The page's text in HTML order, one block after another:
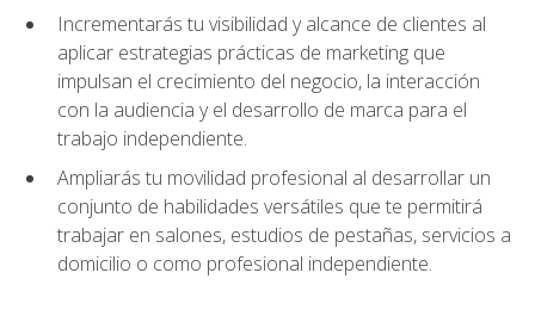
Incrementarás tu visibilidad y alcance de clientes al
aplicar estrategias prácticas de marketing que
impulsan el crecimiento del negocio, la interacción
con la audiencia y el desarrollo de marca para el
trabajo independiente.
Ampliarás tu movilidad profesional al desarrollar un
conjunto de habilidades versátiles que te permitirá
trabajar en salones, estudios de pestañas, servicios a
domicilio o como profesional independiente.